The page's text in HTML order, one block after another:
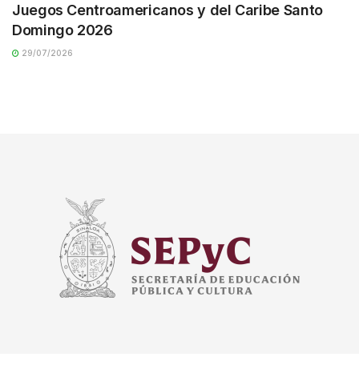
Juegos Centroamericanos y del Caribe Santo
Domingo 2026
29/07/2026